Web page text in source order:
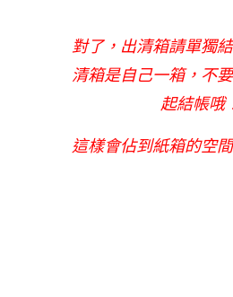
對了，出清箱請單獨
清箱是自己一箱，不
起結帳哦
這樣會佔到紙箱的空